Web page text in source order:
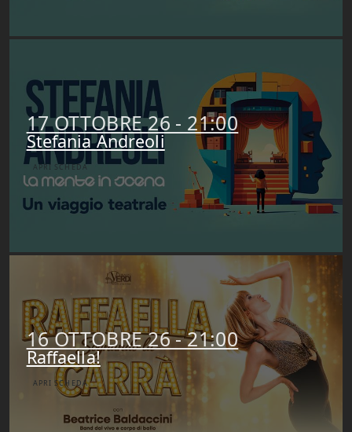
17 OTTOBRE 26 - 21:00
Stefania Andreoli
APRI SCHEDA
16 OTTOBRE 26 - 21:00
Raffaella!
APRI SCHEDA